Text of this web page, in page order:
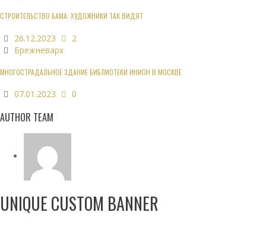
СТРОИТЕЛЬСТВО БАМА: ХУДОЖНИКИ ТАК ВИДЯТ
26.12.2023
2
Брежневарх
МНОГОСТРАДАЛЬНОЕ ЗДАНИЕ БИБЛИОТЕКИ ИНИОН В МОСКВЕ
07.01.2023 0
AUTHOR TEAM
UNIQUE CUSTOM BANNER